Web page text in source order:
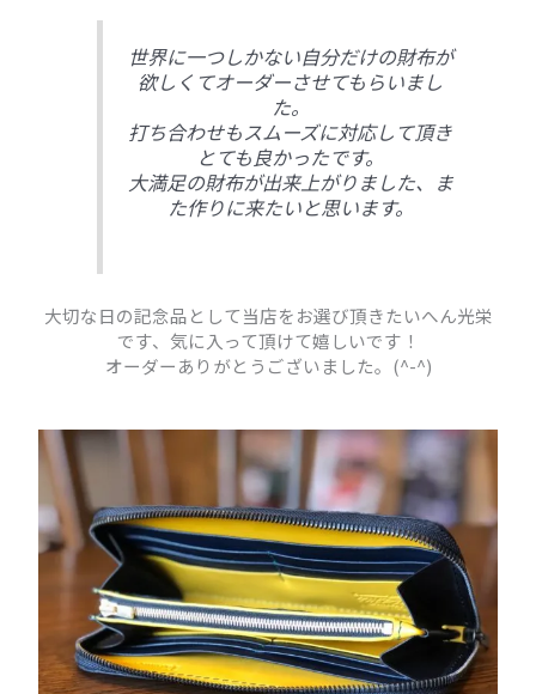
世界に一つしかない自分だけの財布が
欲しくてオーダーさせてもらいまし
た。
打ち合わせもスムーズに対応して頂き
とても良かったです。
大満足の財布が出来上がりました、ま
た作りに来たいと思います。
大切な日の記念品として当店をお選び頂きたいへん光栄
です、気に入って頂けて嬉しいです！
オーダーありがとうございました。(^-^)